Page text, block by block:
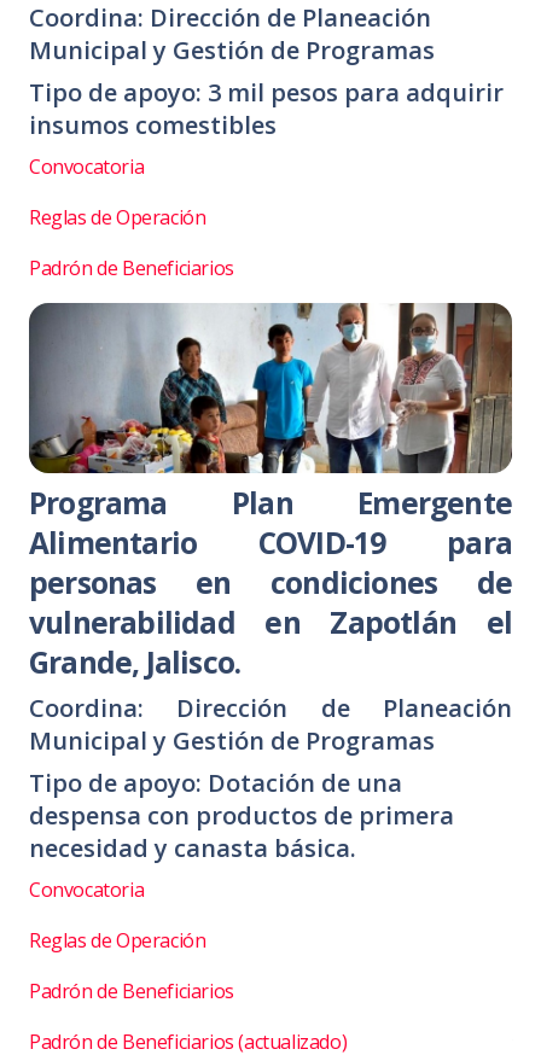
Coordina: Dirección de Planeación
Municipal y Gestión de Programas
Tipo de apoyo: 3 mil pesos para adquirir
insumos comestibles
Convocatoria
Reglas de Operación
Padrón de Beneficiarios
Programa Plan Emergente
Alimentario COVID-19 para
personas en condiciones de
vulnerabilidad en Zapotlán el
Grande, Jalisco.
Coordina: Dirección de Planeación
Municipal y Gestión de Programas
Tipo de apoyo: Dotación de una
despensa con productos de primera
necesidad y canasta básica.
Convocatoria
Reglas de Operación
Padrón de Beneficiarios
Padrón de Beneficiarios (actualizado)